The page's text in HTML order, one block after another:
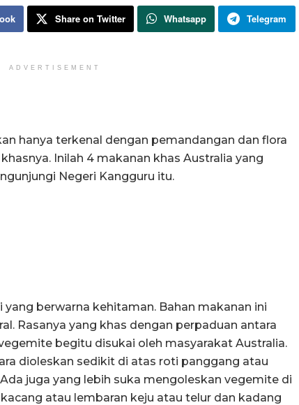
Share on Twitter Whatsapp Telegram
ADVERTISEMENT
hanya terkenal dengan pemandangan dan flora
Inilah 4 makanan khas Australia yang
Negeri Kangguru itu.
berwarna kehitaman. Bahan makanan ini
Rasanya yang khas dengan perpaduan antara
begitu disukai oleh masyarakat Australia.
dioleskan sedikit di atas roti panggang atau
juga yang lebih suka mengoleskan vegemite di
atau lembaran keju atau telur dan kadang